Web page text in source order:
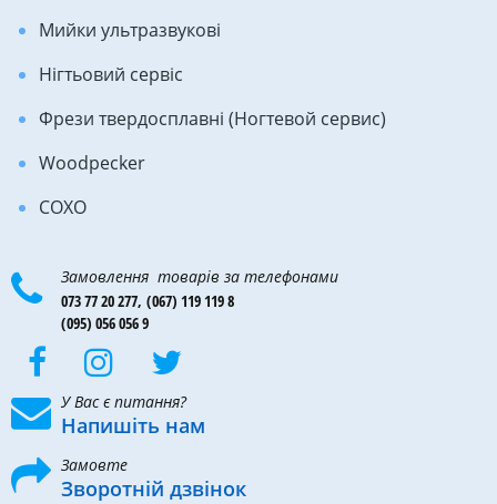
Мийки ультразвукові
Нігтьовий сервіс
Фрези твердосплавні (Ногтевой сервис)
Woodpecker
COXO
Замовлення товарів за телефонами
073 77 20 277, (067) 119 119 8
(095) 056 056 9
У Вас є питання?
Напишіть нам
Замовте
Зворотній дзвінок